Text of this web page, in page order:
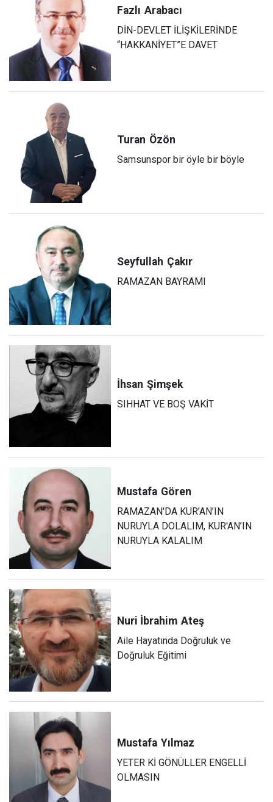
Fazlı Arabacı
DİN-DEVLET İLİŞKİLERİNDE
“HAKKANİYET”E DAVET
Turan Özön
Samsunspor bir öyle bir böyle
Seyfullah Çakır
RAMAZAN BAYRAMI
İhsan Şimşek
SIHHAT VE BOŞ VAKİT
Mustafa Gören
RAMAZAN'DA KUR’AN’IN
NURUYLA DOLALIM, KUR'AN’IN
NURUYLA KALALIM
Nuri İbrahim Ateş
Aile Hayatında Doğruluk ve
Doğruluk Eğitimi
Mustafa Yılmaz
YETER Kİ GÖNÜLLER ENGELLİ
OLMASIN